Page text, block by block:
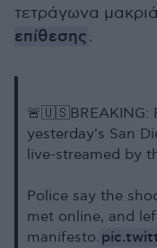
τετράγωνα
επίθεσης.
🚨🇺🇸BREAKING:
yesterday's San
live-streamed by
Police say the
met online, and
manifesto.